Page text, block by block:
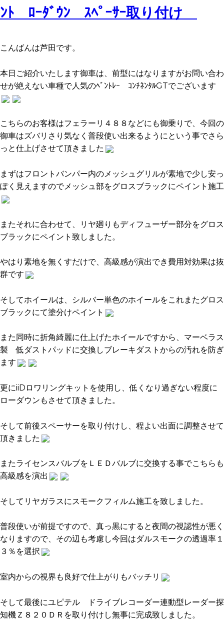
ﾝﾄ ﾛｰﾀﾞｳﾝ ｽﾍﾟｰｻｰ取り付け
こんばんは芦田です。
本日ご紹介いたします御車は、前型にはなりますがお問い合わ
せが絶えない車種で人気のﾍﾞﾝﾄﾚｰ ｺﾝﾁﾈﾝﾀﾙGTでございます
こちらのお客様はフェラーリ４８８などにも御乗りで、今回の
御車はズバリさり気なく普段使い出来るようにという事でさら
っと仕上げさせて頂きました
まずはフロントバンパー内のメッシュグリルが素地で少し安っ
ぽく見えますのでメッシュ部をグロスブラックにペイント施工
またそれに合わせて、リヤ廻りもディフューザー部分をグロス
ブラックにペイント致しました。
やはり素地を無くすだけで、高級感が演出でき費用対効果は抜
群です
そしてホイールは、シルバー単色のホイールをこれまたグロス
ブラックにて塗分けペイント
また同時に折角綺麗に仕上げたホイールですから、マーベラス
製 低ダストパッドに交換しブレーキダストからの汚れを防ぎ
ます
更にiiDロワリングキットを使用し、低くなり過ぎない程度に
ローダウンもさせて頂きました。
そして前後スペーサーを取り付けし、程よい出面に調整させて
頂きました
またライセンスバルブをＬＥＤバルブに交換する事でこちらも
高級感を演出
そしてリヤガラスにスモークフィルム施工を致しました。
普段使いが前提ですので、真っ黒にすると夜間の視認性が悪く
なりますので、その辺も考慮し今回はダルスモークの透過率１
３％を選択
室内からの視界も良好で仕上がりもバッチリ
そして最後にユピテル ドライブレコーダー連動型レーダー探
知機Ｚ８２０ＤＲを取り付けし無事に完成致しました。